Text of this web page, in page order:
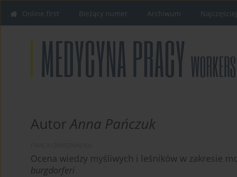
Online first Bieżący numer Archiwum
AutorAnna Pańczuk
Ocena wiedzy myśliwych i leśników w zakresie
burgdorferi